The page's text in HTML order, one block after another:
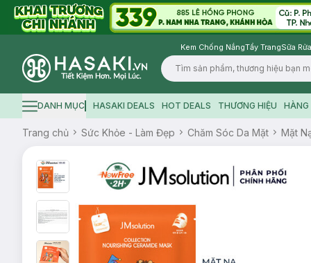
Kem Chống NắngTẩy TrangSữa
Logo
Hamburger icon
DANH MỤC HASAKI DEALS HOT DEALS THƯƠNG HIỆU HÀNG
Trang chủ Sức Khỏe - Làm Đẹp Chăm Sóc Da Mặt Mặt